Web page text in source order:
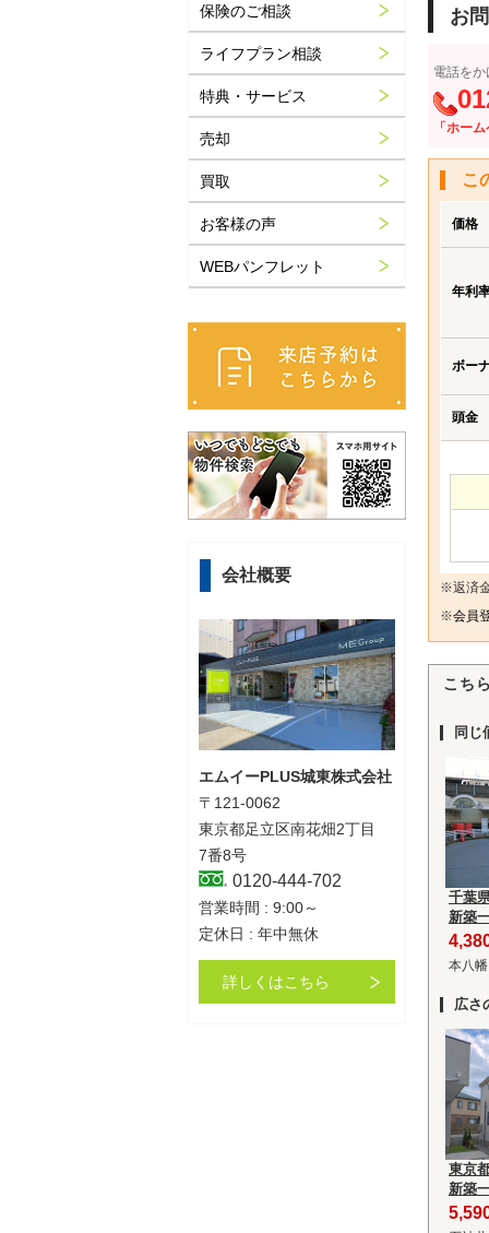
お
電話を
「ホー
こ
価格
年利
ボー
頭金
※返済
※会員
こち
同じ
千葉
新築
本八
広さ
東京
新築
保険のご相談
ライフプラン相談
特典・サービス
売却
買取
お客様の声
WEBパンフレット
会社概要
エムイーPLUS城東株式会社
〒121-0062
東京都足立区南花畑2丁目
7番8号
0120-444-702
営業時間 : 9:00～
定休日 : 年中無休
詳しくはこちら